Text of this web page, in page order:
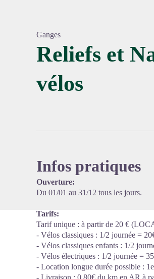
Ganges
Reliefs et
vélos
Infos pratiques
Ouverture:
Du 01/01 au 31/12 tous les jours.
Tarifs:
Tarif unique : à partir de 20 €
- Vélos classiques : 1/2 journée =
- Vélos classiques enfants : 1/2
- Vélos électriques : 1/2 journée =
- Location longue durée possible :
- Livraison : 0,80€ du km en AR à